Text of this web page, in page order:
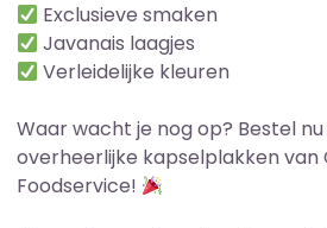
Exclusieve smaken
Javanais laagjes
Verleidelijke kleuren
Waar wacht je nog op? Bestel
overheerlijke kapselplakken van
Foodservice!